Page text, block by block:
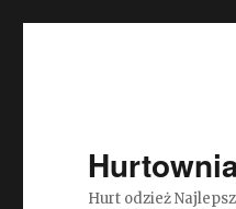
Hurt odzież